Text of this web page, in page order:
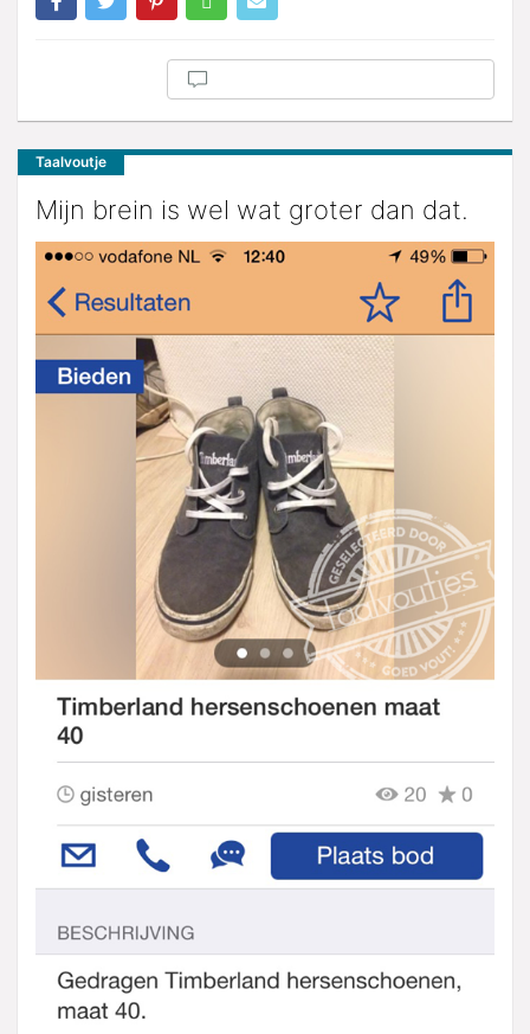
Taalvoutje
Mijn brein is wel wat groter dan dat.